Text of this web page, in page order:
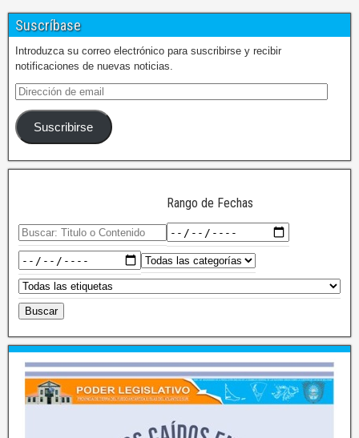
Suscríbase
Introduzca su correo electrónico para suscribirse y recibir
notificaciones de nuevas noticias.
Suscribirse
Rango de Fechas